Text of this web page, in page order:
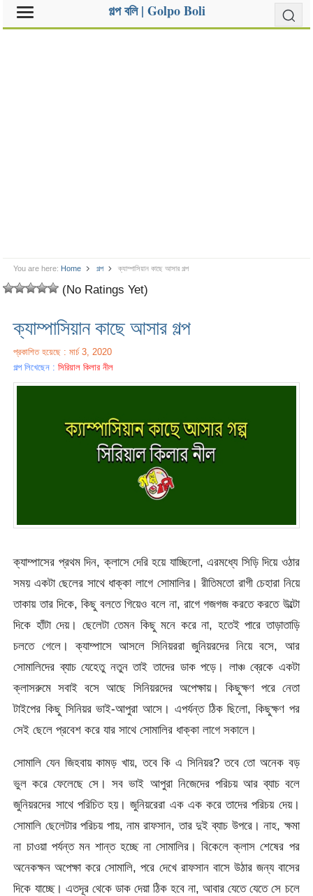
গল্প বলি | Golpo Boli
You are here: Home গল্প ক্যাম্পাসিয়ান কাছে আসার গল্প
(No Ratings Yet)
ক্যাম্পাসিয়ান কাছে আসার গল্প
প্রকাশিত হয়েছে : মার্চ 3, 2020
গল্প লিখেছেন :সিরিয়াল কিলার নীল
ক্যাম্পাসের প্রথম দিন, ক্লাসে দেরি হয়ে যাচ্ছিলো, এরমধ্যে সিড়ি দিয়ে ওঠার
সময় একটা ছেলের সাথে ধাক্কা লাগে সোমালির। রীতিমতো রাগী চেহারা নিয়ে
তাকায় তার দিকে, কিছু বলতে গিয়েও বলে না, রাগে গজগজ করতে করতে উল্টো
দিকে হাঁটা দেয়। ছেলেটা তেমন কিছু মনে করে না, হতেই পারে তাড়াতাড়ি
চলতে গেলে। ক্যাম্পাসে আসলে সিনিয়ররা জুনিয়রদের নিয়ে বসে, আর
সোমালিদের ব্যাচ যেহেতু নতুন তাই তাদের ডাক পড়ে। লাঞ্চ ব্রেকে একটা
ক্লাসরুমে সবাই বসে আছে সিনিয়রদের অপেক্ষায়। কিছুক্ষণ পরে নেতা
টাইপের কিছু সিনিয়র ভাই-আপুরা আসে। এপর্যন্ত ঠিক ছিলো, কিছুক্ষণ পর
সেই ছেলে প্রবেশ করে যার সাথে সোমালির ধাক্কা লাগে সকালে।
সোমালি যেন জিহবায় কামড় খায়, তবে কি এ সিনিয়র? তবে তো অনেক বড়
ভুল করে ফেলেছে সে। সব ভাই আপুরা নিজেদের পরিচয় আর ব্যাচ বলে
জুনিয়রদের সাথে পরিচিত হয়। জুনিয়রেরা এক এক করে তাদের পরিচয় দেয়।
সোমালি ছেলেটার পরিচয় পায়, নাম রাফসান, তার দুই ব্যাচ উপরে। নাহ, ক্ষমা
না চাওয়া পর্যন্ত মন শান্ত হচ্ছে না সোমালির। বিকেলে ক্লাস শেষের পর
অনেকক্ষন অপেক্ষা করে সোমালি, পরে দেখে রাফসান বাসে উঠার জন্য বাসের
দিকে যাচ্ছে। এতদূর থেকে ডাক দেয়া ঠিক হবে না, আবার যেতে যেতে সে চলে